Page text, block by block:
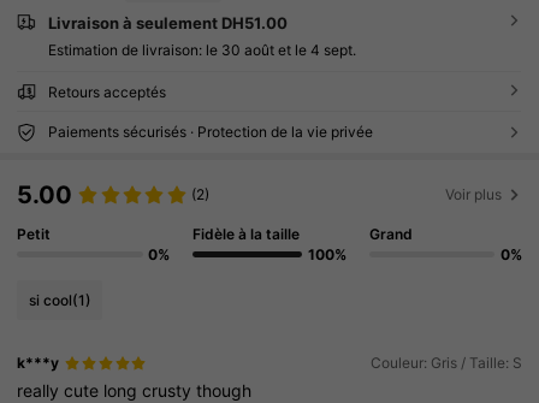
Livraison à seulement DH51.00
Estimation de livraison: le 30 août et le 4 sept.
Retours acceptés
Paiements sécurisés · Protection de la vie privée
5.00 (2) Voir plus
Petit
0%
Fidèle à la taille
100%
Grand
0%
si cool(1)
k***y Couleur: Gris / Taille: S
reallycute longcrustythough